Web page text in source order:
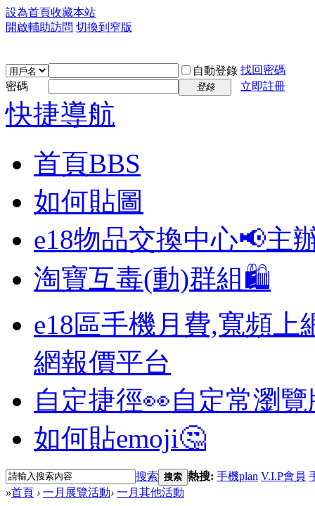
設為首頁收藏本站
開啟輔助訪問 切換到窄版
自動登錄 找回密碼
密碼
登錄 立即註冊
快捷導航
首頁BBS
如何貼圖
e18物品交換中心📢主
淘寶互毒(動)群組🛍️
e18區手機月費,寬頻上
網報價平台
自定捷徑👀自定常瀏
如何貼emoji🤔
搜索 搜索 熱搜: 手機plan V.I.P會員
»首頁 › 一月展覽活動› 一月其他活動